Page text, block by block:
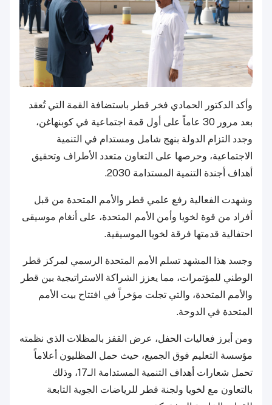
وأكد الدكتور الحمادي فخر قطر باستضافة القمة التي تُعقد
بعد مرور 30 عاماً على أول قمة اجتماعية في كوبنهاغن،
وجدد التزام الدولة بنهج شامل ومستدام في التنمية
الاجتماعية، وحرصها على التعاون متعدد الأطراف وتحقيق
أهداف أجندة التنمية المستدامة 2030.
وشهدت الفعالية رفع علمي قطر والأمم المتحدة من قبل
أفراد من قوة لخويا وأمن الأمم المتحدة، على أنغام موسيقى
احتفالية قدمتها فرقة لخويا الموسيقية.
وجسد هذا المشهد تسلم الأمم المتحدة الرسمي لمركز قطر
الوطني للمؤتمرات، مما يعزز الشراكة الاستراتيجية بين قطر
والأمم المتحدة، والتي تجلت مؤخراً في افتتاح بيت الأمم
المتحدة في الدوحة.
ومن أبرز فعاليات الحفل، عرض القفز بالمظلات الذي نظمته
مؤسسة التعليم فوق الجميع، حيث حمل المظليون أعلاماً
تحمل شعارات أهداف التنمية المستدامة الـ17، وذلك
بالتعاون مع لخويا ولجنة قطر للرياضات الجوية التابعة